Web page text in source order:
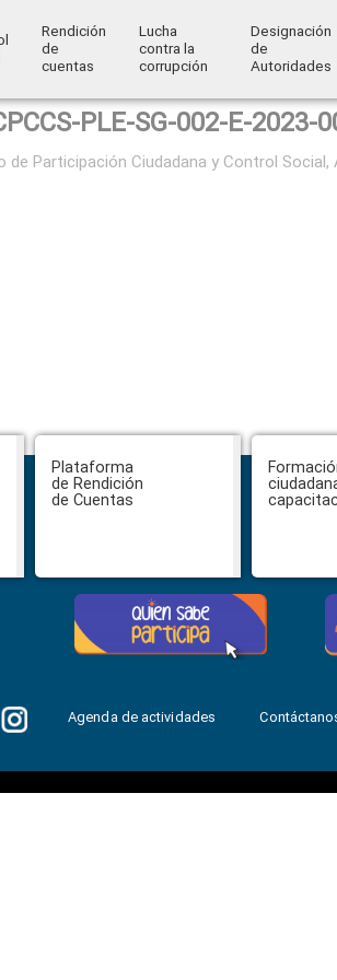
Rendición
de
cuentas
Lucha
contra la
corrupción
Designación
de
Autoridades
PLE-SG-002-E-2023-
de Participación Ciudadana y Control Social,
Plataforma
de Rendición
de Cuentas
CPCCS
Veeduría para
autoridad de la
Agenda de actividades